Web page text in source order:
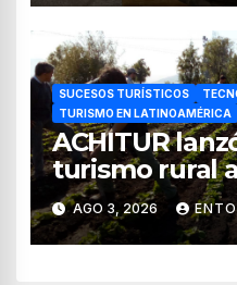
SUCESOS TURÍSTICOS
TURISMO EN LATINOAMÉRICA
ACHITUR
turismo rural
través de
AGO 3, 2026